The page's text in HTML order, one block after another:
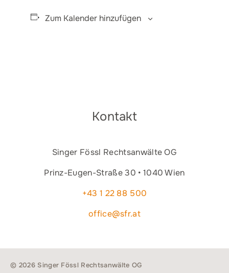
Zum Kalender hinzufügen
Kontakt
Singer Fössl Rechtsanwälte OG
Prinz-Eugen-Straße 30 • 1040 Wien
+43 1 22 88 500
office@sfr.at
© 2026 Singer Fössl Rechtsanwälte OG